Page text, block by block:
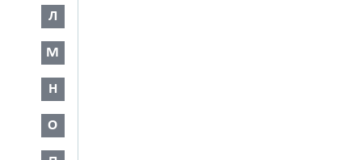
Л
М
Н
О